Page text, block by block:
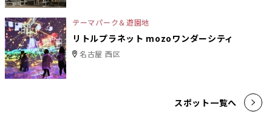
テーマパーク＆遊園地
リトルプラネット mozoワンダーシティ
名古屋 西区
スポット一覧へ